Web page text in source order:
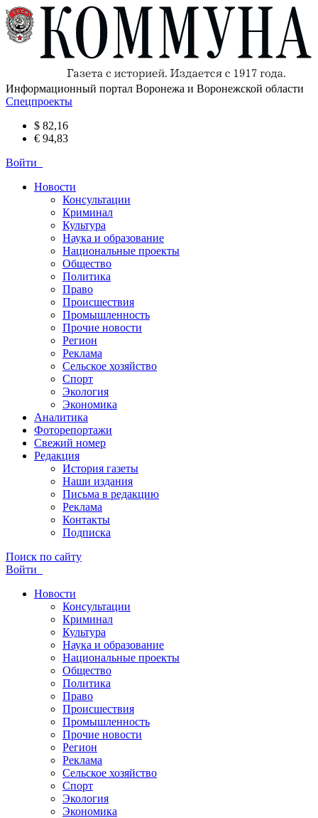
Информационный портал Воронежа и Воронежской области
Спецпроекты
$ 82,16
€ 94,83
Войти
Новости
Консультации
Криминал
Культура
Наука и образование
Национальные проекты
Общество
Политика
Право
Происшествия
Промышленность
Прочие новости
Регион
Реклама
Сельское хозяйство
Спорт
Экология
Экономика
Аналитика
Фоторепортажи
Свежий номер
Редакция
История газеты
Наши издания
Письма в редакцию
Реклама
Контакты
Подписка
Поиск по сайту
Войти
Новости
Консультации
Криминал
Культура
Наука и образование
Национальные проекты
Общество
Политика
Право
Происшествия
Промышленность
Прочие новости
Регион
Реклама
Сельское хозяйство
Спорт
Экология
Экономика